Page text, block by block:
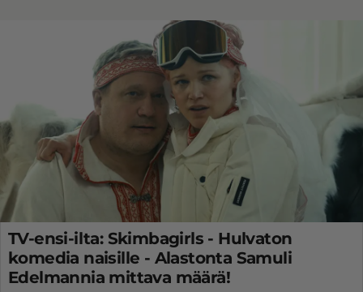
TV-ensi-ilta: Skimbagirls - Hulvaton
komedia naisille - Alastonta Samuli
Edelmannia mittava määrä!